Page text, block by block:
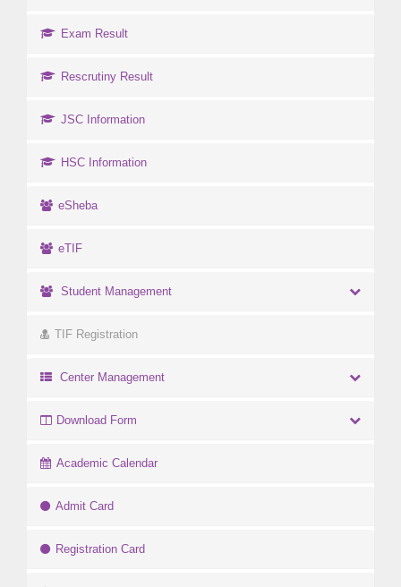
Exam Result
Rescrutiny Result
JSC Information
HSC Information
eSheba
eTIF
Student Management
TIF Registration
Center Management
Download Form
Academic Calendar
Admit Card
Registration Card